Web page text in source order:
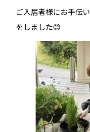
ご入居者様にお手伝
をしました😊